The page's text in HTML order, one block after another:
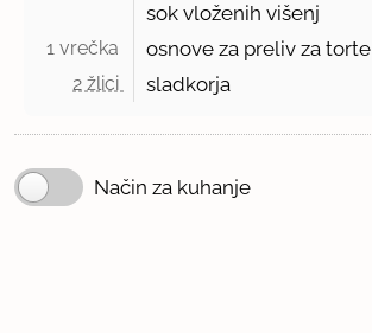
sok vloženih višenj
1 vrečka osnove za preliv za torte
2 žlici sladkorja
Način za kuhanje